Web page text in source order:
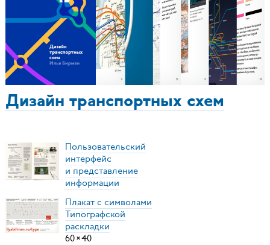
Дизайн транспортных схем
Пользовательский
интерфейс
и представление
информации
Плакат с символами
Типографской
раскладки
60×40